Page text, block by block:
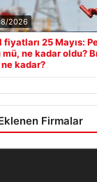
2026
fiyatları 25 Mayıs:
mü, ne kadar oldu?
kadar?
Firmalar